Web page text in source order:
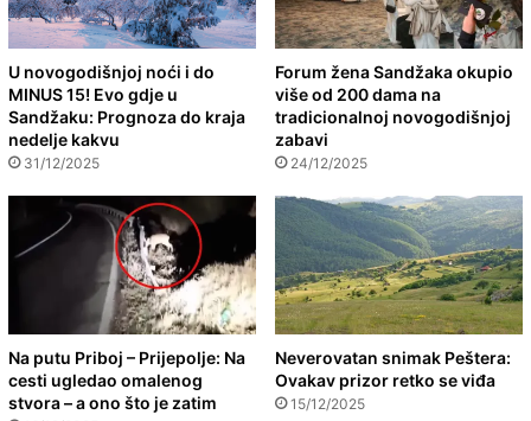
U novogodišnjoj noći i do
MINUS 15! Evo gdje u
Sandžaku: Prognoza do kraja
nedelje kakvu
31/12/2025
Forum žena Sandžaka okupio
više od 200 dama na
tradicionalnoj novogodišnjoj
zabavi
24/12/2025
Na putu Priboj – Prijepolje: Na
cesti ugledao omalenog
stvora – a ono što je zatim
Neverovatan snimak Peštera:
Ovakav prizor retko se viđa
15/12/2025